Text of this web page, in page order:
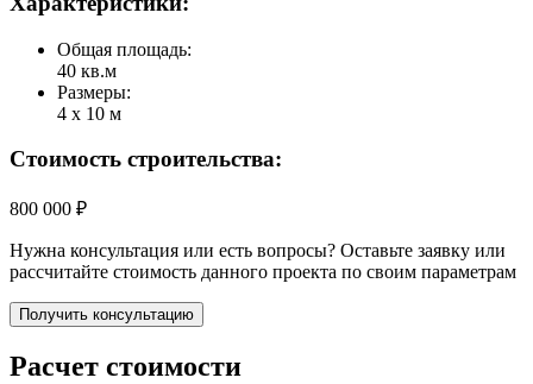
Общая площадь:
40 кв.м
Размеры:
4 х 10 м
Стоимость строительства:
800 000 ₽
Нужна консультация или есть вопросы? Оставьте заявку или
рассчитайте стоимость данного проекта по своим параметрам
Получить консультацию
Расчет стоимости